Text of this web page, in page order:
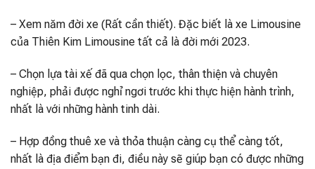
– Xem năm đời xe (Rất cần thiết). Đặc biết là xe Limousine
của Thiên Kim Limousine tất cả là đời mới 2023.
– Chọn lựa tài xế đã qua chọn lọc, thân thiện và chuyên
nghiệp, phải được nghỉ ngơi trước khi thực hiện hành trình,
nhất là với những hành tinh dài.
– Hợp đồng thuê xe và thỏa thuận càng cụ thể càng tốt,
nhất là địa điểm bạn đi, điều này sẽ giúp bạn có được những